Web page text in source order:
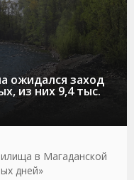
ожидался заход
из них 9,4 тыс.
в Магаданской
дней»